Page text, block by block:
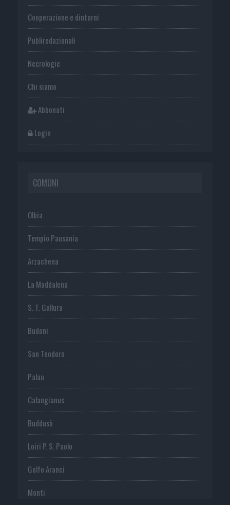
Cooperazione e dintorni
Publiredazionali
Necrologie
Chi siamo
Abbonati
Login
COMUNI
Olbia
Tempio Pausania
Arzachena
La Maddalena
S. T. Gallura
Budoni
San Teodoro
Palau
Calangianus
Buddusò
Loiri P. S. Paolo
Golfo Aranci
Monti